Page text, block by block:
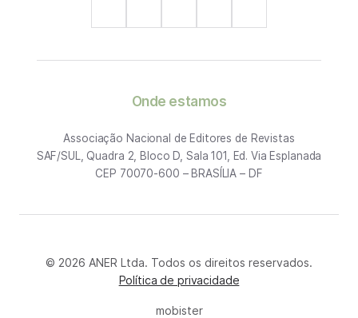
Onde estamos
Associação Nacional de Editores de Revistas
SAF/SUL, Quadra 2, Bloco D, Sala 101, Ed. Via Esplanada
CEP 70070-600 – BRASÍLIA – DF
© 2026 ANER Ltda. Todos os direitos reservados.
Política de privacidade
mobister